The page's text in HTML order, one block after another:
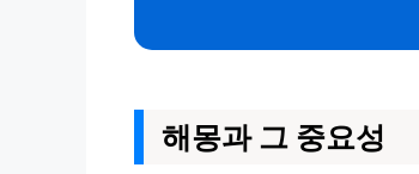
해몽과 그 중요성